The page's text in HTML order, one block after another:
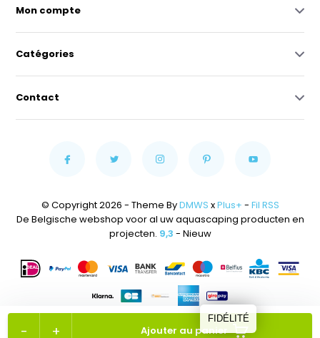
+
- Ajouter au panier
Mon compte
Catégories
Contact
© Copyright 2026 - Theme ByDMWS xPlus+ - Fil RSS
De Belgische webshop voor al uw aquascaping producten en
projecten. 9,3 - Nieuw
FIDÉLITÉ